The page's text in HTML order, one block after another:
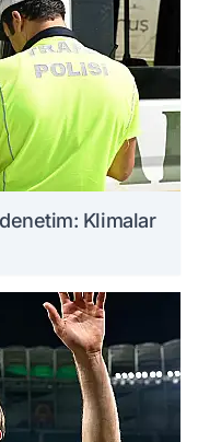
Klimalar